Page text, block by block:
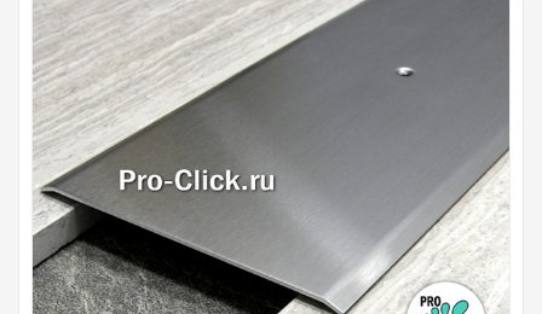
Профили для стекла и SPC
Обводы для труб
Алюминиевые профили
Крепёж и крепления
Садовая мебель
Оплата
Доставка